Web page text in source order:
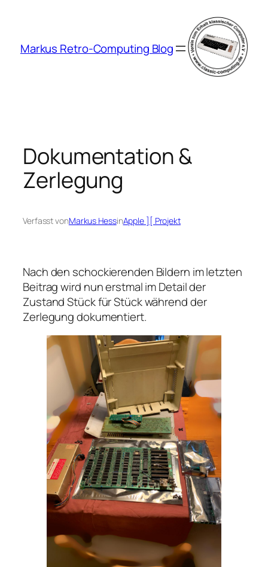
springen
Markus Retro-Computing Blog
Dokumentation &
Zerlegung
Verfasst vonMarkus HessinApple ][ Projekt
Nach den schockierenden Bildern im letzten
Beitrag wird nun erstmal im Detail der
Zustand Stück für Stück während der
Zerlegung dokumentiert.